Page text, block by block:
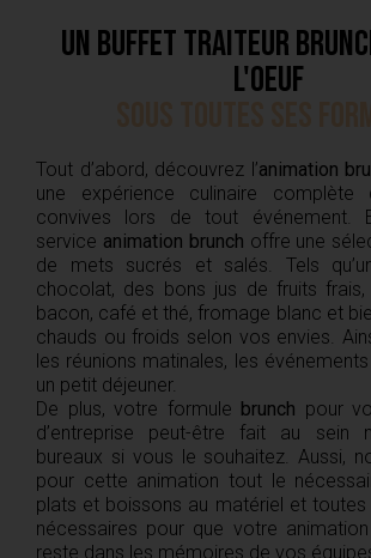
Un buffet traiteur
l'oeuf
Tout d’abord, découvrez l’animation
une expérience culinaire
convives lors de tout événement.
service animation brunch offre une
de mets sucrés et salés. Tels
chocolat, des bons jus de fruits frais,
bacon, café et thé, fromage blanc et
chauds ou froids selon vos envies.
les réunions matinales, les événements
un petit déjeuner.
De plus, votre formule brunch pour
d’entreprise peut-être fait au sein
bureaux si vous le souhaitez. Aussi,
pour cette animation tout le
plats et boissons au matériel et toutes
nécessaires pour que votre
reste dans les mémoires de vos